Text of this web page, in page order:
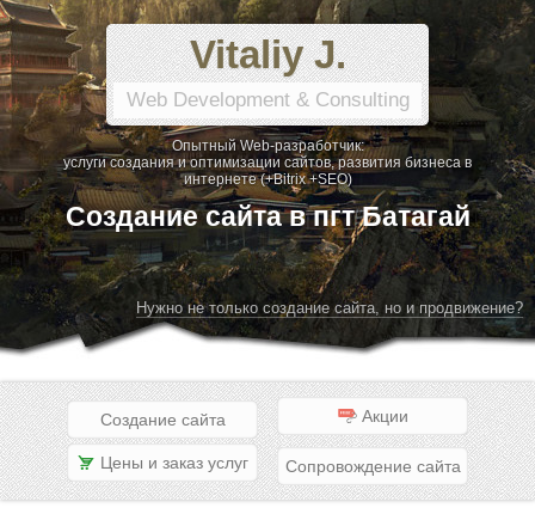
Vitaliy J.
Web Development & Consulting
Опытный Web-разработчик:
услуги создания и оптимизации сайтов, развития бизнеса в
интернете (+Bitrix +SEO)
Создание сайта в пгт Батагай
Нужно не только создание сайта, но и продвижение?
Создание сайта Акции
Цены и заказ услуг Сопровождение сайта